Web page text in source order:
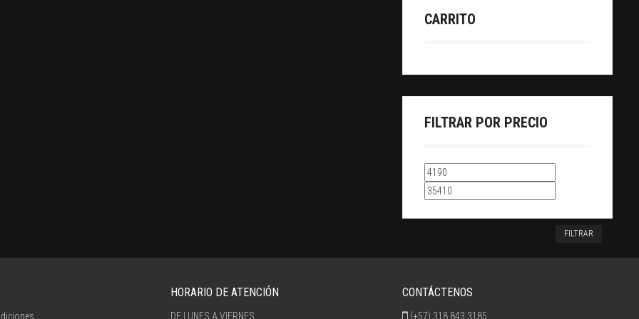
CARRITO
FILTRAR POR PRECIO
FILTRAR
HORARIO DE ATENCIÓN
DE LUNES A VIERNES
CONTÁCTENOS
(+57) 318 843 3185